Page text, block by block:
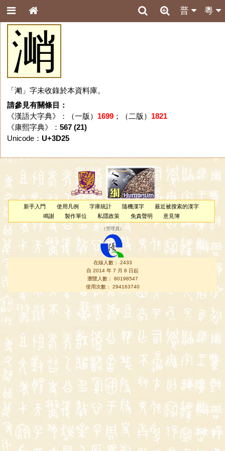
粵
普
㴥
「㴥」字未收錄於本資料庫。
請參見有關條目：
《漢語大字典》：（一版） 1699；（二版） 1821
《康熙字典》： 567 (21)
Unicode： U+3D25
新手入門 使用凡例 字庫統計 隨機漢字
最近被搜索的漢字
鳴謝
製作單位 私隱政策 免責聲明 意見簿
（管理員 ）
在線人數： 2433
自 2014 年 7 月 8 日起
瀏覽人數： 80198547
使用次數： 294163740